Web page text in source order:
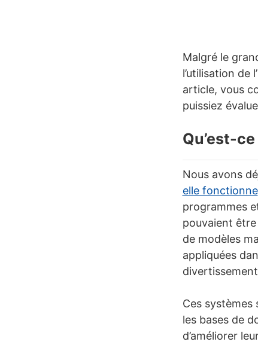
Malgré le
l’utilisation de
article, vous
puissiez
Qu’est-
Nous avons
elle fonctionne
programmes
pouvaient être
de modèles
appliquées
Ces systèmes
les bases de
d’améliorer